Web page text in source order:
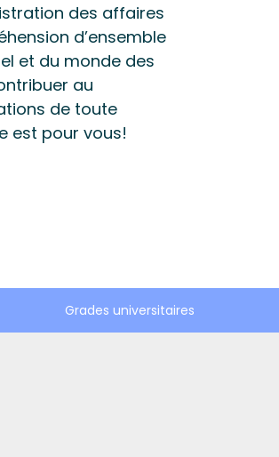
des affaires
d’ensemble
et du monde des
au
de toute
est pour vous!
Grades universitaires